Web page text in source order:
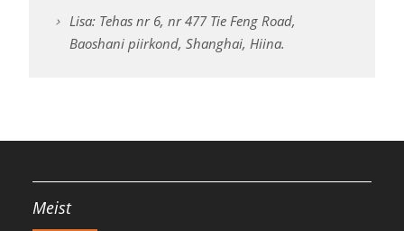
Lisa: Tehas nr 6, nr 477 Tie Feng Road,
Baoshani piirkond, Shanghai, Hiina.
Meist